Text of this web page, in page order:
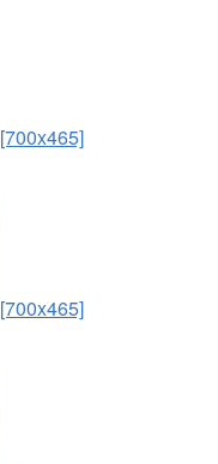
[700x465]
[700x465]